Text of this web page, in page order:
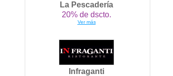
La Pescadería
20% de dscto.
Ver más
Infraganti